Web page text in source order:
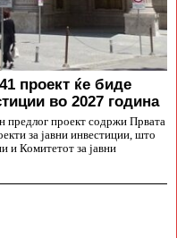
проект ќе биде
во 2027 година
предлог проект содржи Првата
за јавни инвестиции, што
и Комитетот за јавни